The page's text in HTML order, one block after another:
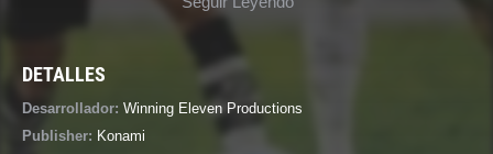
DETALLES
Desarrollador: Winning Eleven Productions
Publisher: Konami